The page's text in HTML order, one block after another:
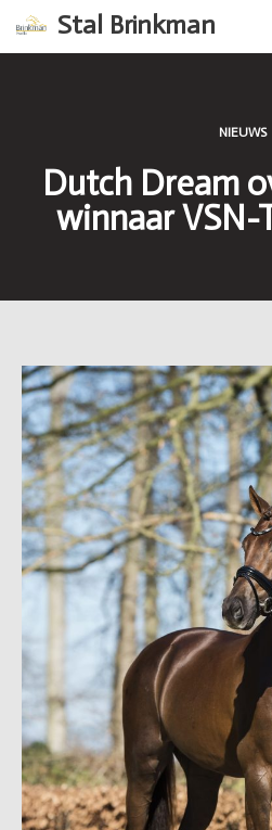
Ga
Stal Brinkman
NIEUWS
Dutch Dream
winnaar VSN-